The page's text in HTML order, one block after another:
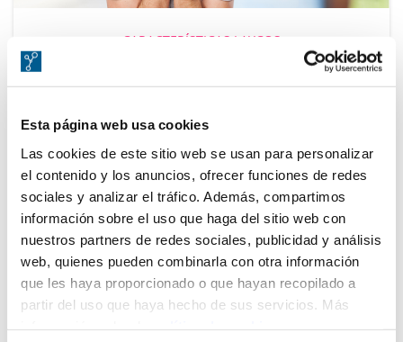
Esta página web usa cookies
Las cookies de este sitio web se usan para personalizar
el contenido y los anuncios, ofrecer funciones de redes
sociales y analizar el tráfico. Además, compartimos
información sobre el uso que haga del sitio web con
nuestros partners de redes sociales, publicidad y análisis
web, quienes pueden combinarla con otra información
que les haya proporcionado o que hayan recopilado a
partir del uso que haya hecho de sus servicios. Más
CARACTERÍSTICAS LAYCOS
Trucos de Laycos que mejorarán tu
Orlando Alemán Ortiz julio 11, 2017
Página 1 de 1